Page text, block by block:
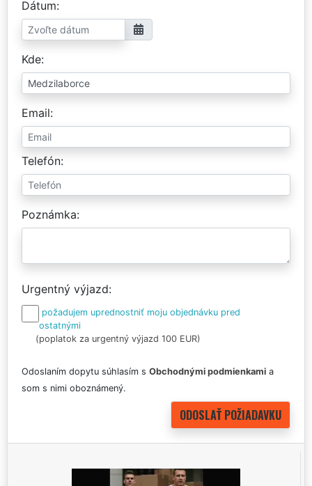
Dátum
Kde
Email
Telefón
Poznámka
Urgentný výjazd
požadujem uprednostniť moju objednávku pred
ostatnými
(poplatok za urgentný výjazd 100 EUR)
Odoslaním dopytu súhlasím s Obchodnými podmienkami a
som s nimi oboznámený.